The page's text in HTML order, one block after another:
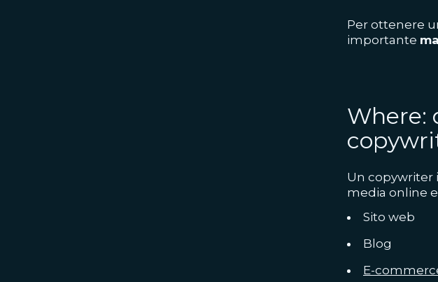
Per ottenere
importante
Where:
Un copywriter
media online
Sito web
Blog
E-